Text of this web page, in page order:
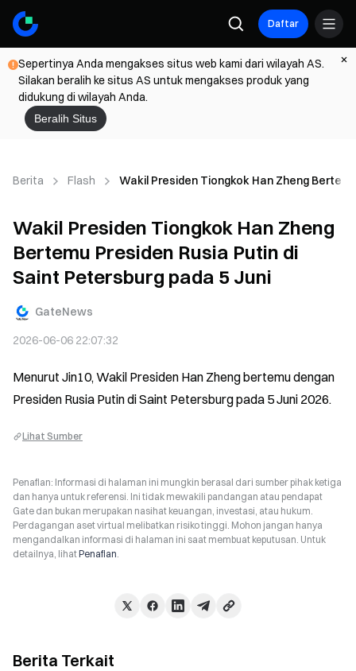
Daftar
Sepertinya Anda mengakses situs web kami dari wilayah AS.
Silakan beralih ke situs AS untuk mengakses produk yang
didukung di wilayah Anda.
Beralih Situs
Berita Flash Wakil Presiden Tiongkok Han Zheng
Wakil Presiden Tiongkok Han Zheng
Bertemu Presiden Rusia Putin di
Saint Petersburg pada 5 Juni
GateNews
2026-06-06 22:07:32
Menurut Jin10, Wakil Presiden Han Zheng bertemu dengan
Presiden Rusia Putin di Saint Petersburg pada 5 Juni 2026.
Lihat Sumber
Penafian: Informasi di halaman ini mungkin berasal dari sumber pihak ketiga
dan hanya untuk referensi. Ini tidak mewakili pandangan atau pendapat
Gate dan bukan merupakan nasihat keuangan, investasi, atau hukum.
Perdagangan aset virtual melibatkan risiko tinggi. Mohon jangan hanya
mengandalkan informasi di halaman ini saat membuat keputusan. Untuk
detailnya, lihatPenafian.
Berita Terkait